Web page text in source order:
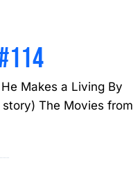
Makes a Living By
The Movies from